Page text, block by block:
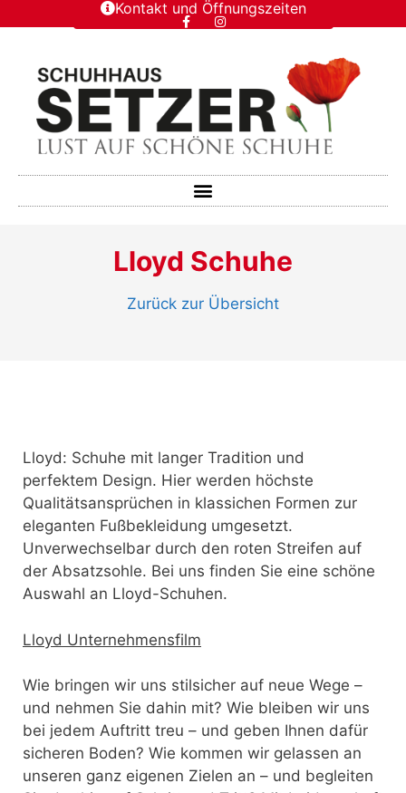
Kontakt und Öffnungszeiten
Lloyd Schuhe
Zurück zur Übersicht
Lloyd: Schuhe mit langer Tradition und
perfektem Design. Hier werden höchste
Qualitätsansprüchen in klassichen Formen zur
eleganten Fußbekleidung umgesetzt.
Unverwechselbar durch den roten Streifen auf
der Absatzsohle. Bei uns finden Sie eine schöne
Auswahl an Lloyd-Schuhen.
Lloyd Unternehmensfilm
Wie bringen wir uns stilsicher auf neue Wege –
und nehmen Sie dahin mit? Wie bleiben wir uns
bei jedem Auftritt treu – und geben Ihnen dafür
sicheren Boden? Wie kommen wir gelassen an
unseren ganz eigenen Zielen an – und begleiten